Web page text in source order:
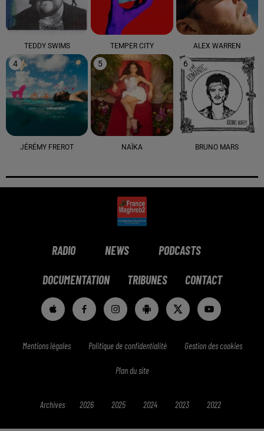
TEDDY SWIMS TEMPER CITY ALEX WARREN
4
JÉRÉMY FREROT
5
NAÏKA
6
BRUNO MARS
RADIO NEWS PODCASTS
DOCUMENTATION TRIBUNES CONTACT
Mentions légales Politique de confidentialité Gestion des cookies
Plan du site
Archives 2026 2025 2024 2023 2022